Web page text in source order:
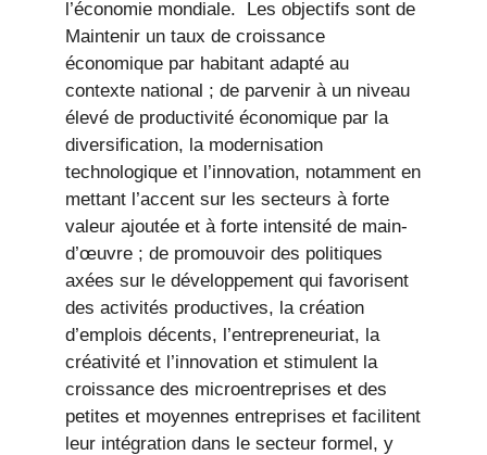
l’économie mondiale. Les objectifs sont de
Maintenir un taux de croissance
économique par habitant adapté au
contexte national ; de parvenir à un niveau
élevé de productivité économique par la
diversification, la modernisation
technologique et l’innovation, notamment en
mettant l’accent sur les secteurs à forte
valeur ajoutée et à forte intensité de main-
d’œuvre ; de promouvoir des politiques
axées sur le développement qui favorisent
des activités productives, la création
d’emplois décents, l’entrepreneuriat, la
créativité et l’innovation et stimulent la
croissance des microentreprises et des
petites et moyennes entreprises et facilitent
leur intégration dans le secteur formel, y